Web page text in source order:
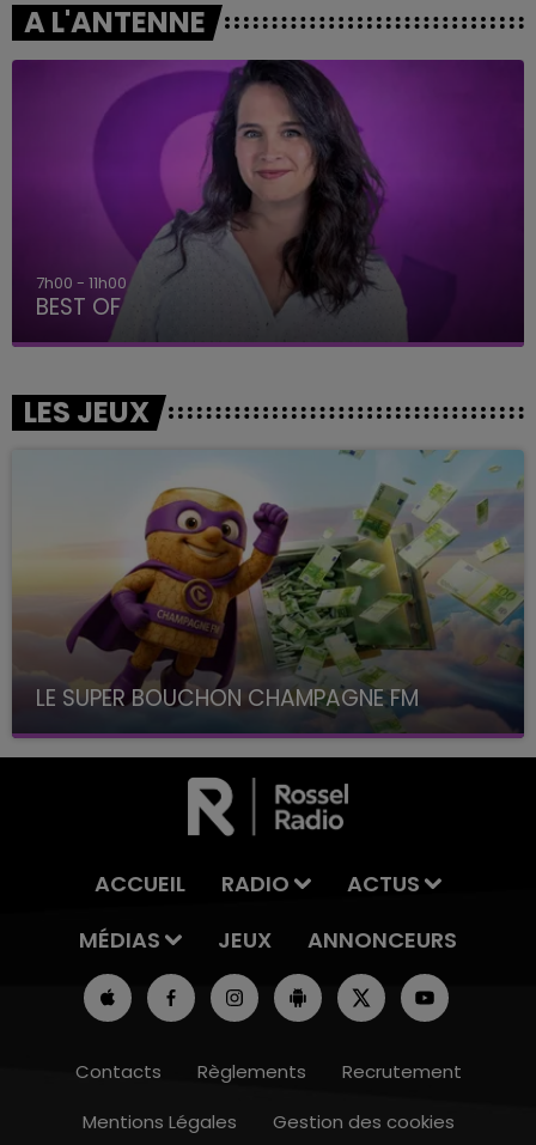
A L'ANTENNE
7h00 - 11h00
BEST OF
LES JEUX
LE SUPER BOUCHON CHAMPAGNE FM
avec La Famille Champagne FM, à 8H10
ACCUEIL RADIO
ACTUS
MÉDIAS
JEUX ANNONCEURS
Contacts Règlements
Recrutement
Mentions Légales
Gestion des cookies